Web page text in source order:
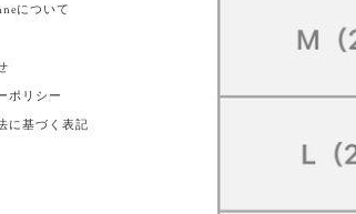
について
ポリシー
に基づく表記